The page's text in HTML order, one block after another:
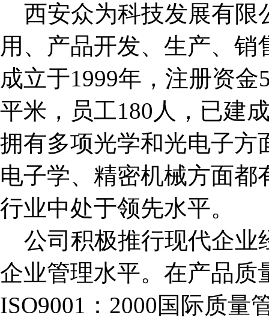
西安众为科技发展有限
用、产品开发、生产、
成立于1999年，注册资金
平米，员工180 人，已建
拥有多项光学和光电子方
电子学、精密机械方面
行业中处于领先水平。
公司积极推行现代企业
企业管理水平。在产品质
ISO9001 ： 2000国际质量